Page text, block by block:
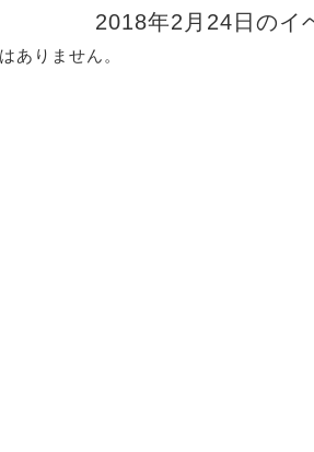
2018年2月24日のイ
ありません。